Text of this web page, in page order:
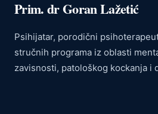
Prim. dr Goran Lažetić
Psihijatar, porodični
stručnih programa iz oblasti
zavisnosti, patološkog kockanja i